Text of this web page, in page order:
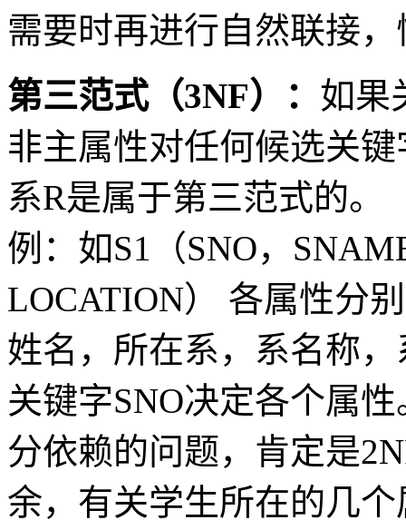
需要时再进行自然联接
第三范式（3NF）： 如果
非主属性对任何候选关
系R是属于第三范式的。
例：如S1（SNO，
LOCATION） 各属性分
姓名，所在系，系名称
关键字SNO决定各个属
分依赖的问题，肯定是
余，有关学生所在的几